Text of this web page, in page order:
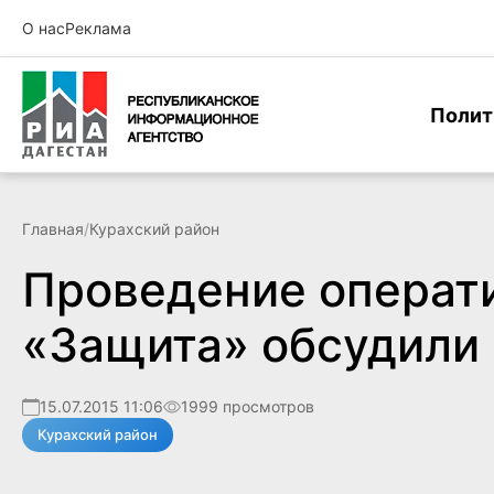
О насРеклама
Главная/Курахский район
Проведение
«Защита»
15.07.2015 11:06 1999 просмотров
Курахский район